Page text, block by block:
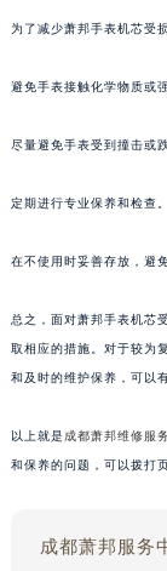
为了减少萧邦手表机芯受
避免手表接触化学物质或
尽量避免手表受到撞击或
定期进行专业保养和检查。
在不使用时妥善存放，避
总之，面对萧邦手表机芯
取相应的措施。对于较为
和及时的维护保养，可以
以上就是 成都萧邦维修服
和保养的问题，可以拨打
成都萧邦服务